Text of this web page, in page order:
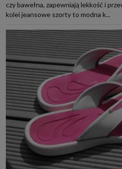
czy bawełna, zapewniają lekkość i
kolei jeansowe szorty to modna k...